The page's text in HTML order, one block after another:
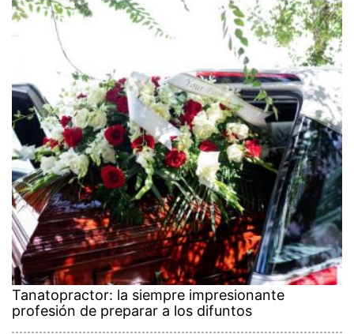
Tanatopractor: la siempre impresionante
profesión de preparar a los difuntos